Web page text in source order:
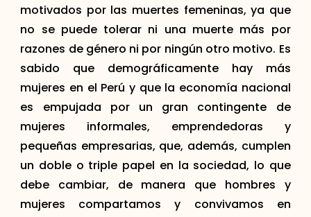
motivados por las muertes femeninas, ya que
no se puede tolerar ni una muerte más por
razones de género ni por ningún otro motivo. Es
sabido que demográficamente hay más
mujeres en el Perú y que la economía nacional
es empujada por un gran contingente de
mujeres informales, emprendedoras y
pequeñas empresarias, que, además, cumplen
un doble o triple papel en la sociedad, lo que
debe cambiar, de manera que hombres y
mujeres compartamos y convivamos en